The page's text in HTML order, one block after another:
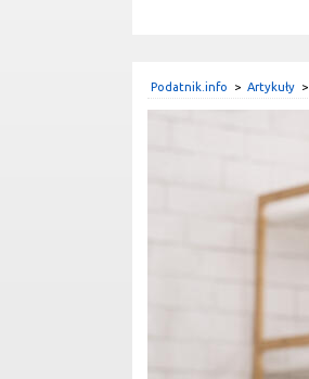
Podatnik.info > Artykuły >